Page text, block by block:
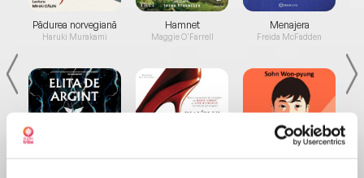
Pădurea norvegiană
Haruki Murakami
Hamnet
Maggie O'Farrell
Menajera
Freida McFadden